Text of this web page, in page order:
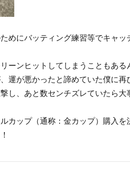
めにバッティング練習等でキャ
ーンヒットしてしまうこともある
運が悪かったと諦めていた僕に再
し、あと数センチズレていたら
カップ（通称：金カップ）購入を